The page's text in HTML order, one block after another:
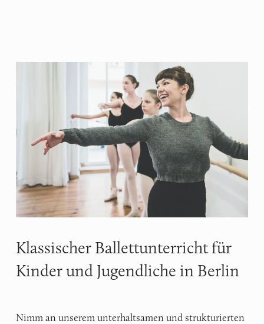
Klassischer Ballettunterricht für
Kinder und Jugendliche in Berlin
Nimm an unserem unterhaltsamen und strukturierten